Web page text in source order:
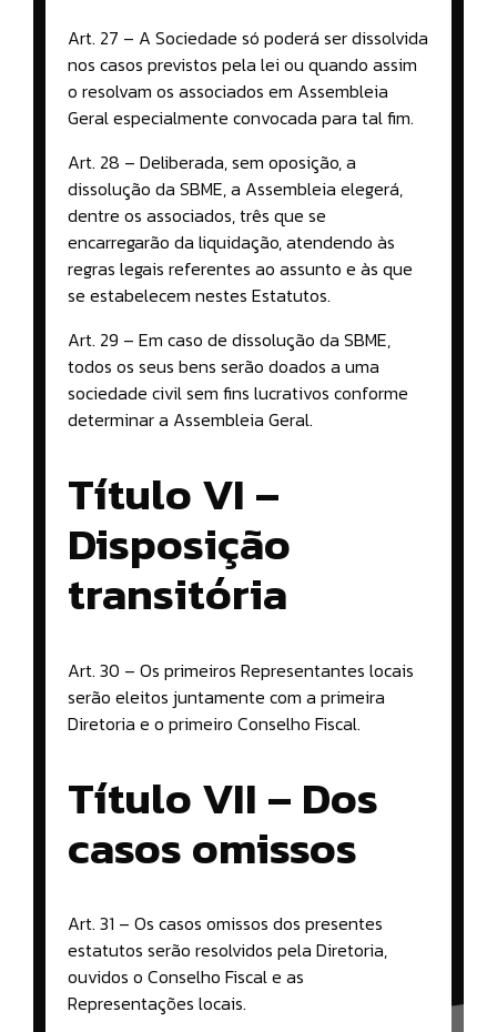
Art. 27 – A Sociedade só poderá ser dissolvida
nos casos previstos pela lei ou quando assim
o resolvam os associados em Assembleia
Geral especialmente convocada para tal fim.
Art. 28 – Deliberada, sem oposição, a
dissolução da SBME, a Assembleia elegerá,
dentre os associados, três que se
encarregarão da liquidação, atendendo às
regras legais referentes ao assunto e às que
se estabelecem nestes Estatutos.
Art. 29 – Em caso de dissolução da SBME,
todos os seus bens serão doados a uma
sociedade civil sem fins lucrativos conforme
determinar a Assembleia Geral.
Título VI –
Disposição
transitória
Art. 30 – Os primeiros Representantes locais
serão eleitos juntamente com a primeira
Diretoria e o primeiro Conselho Fiscal.
Título VII – Dos
casos omissos
Art. 31 – Os casos omissos dos presentes
estatutos serão resolvidos pela Diretoria,
ouvidos o Conselho Fiscal e as
Representações locais.